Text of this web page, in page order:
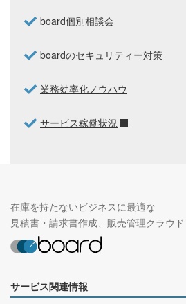
board個別相談会
boardのセキュリティー対策
業務効率化ノウハウ
サービス稼働状況
在庫を持たないビジネスに最適な
見積書・請求書作成、販売管理クラウド
サービス関連情報